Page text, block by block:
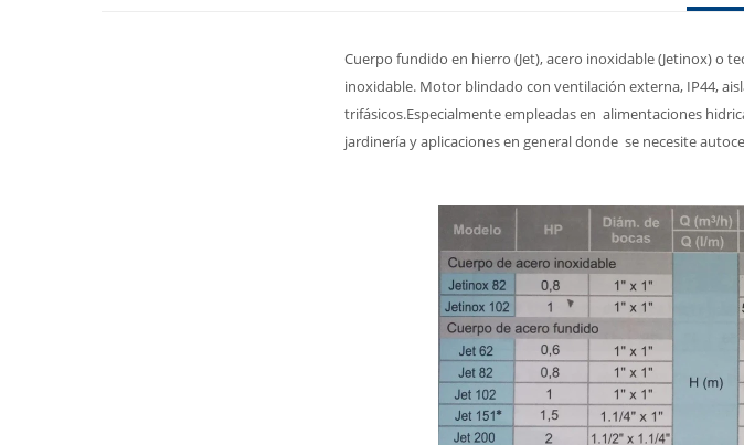
Cuerpo fundido en hierro (Jet), acero inoxidable (Jetinox) o
inoxidable. Motor blindado con ventilación externa, IP44,
trifásicos.Especialmente empleadas en alimentaciones
jardinería y aplicaciones en general donde se necesite